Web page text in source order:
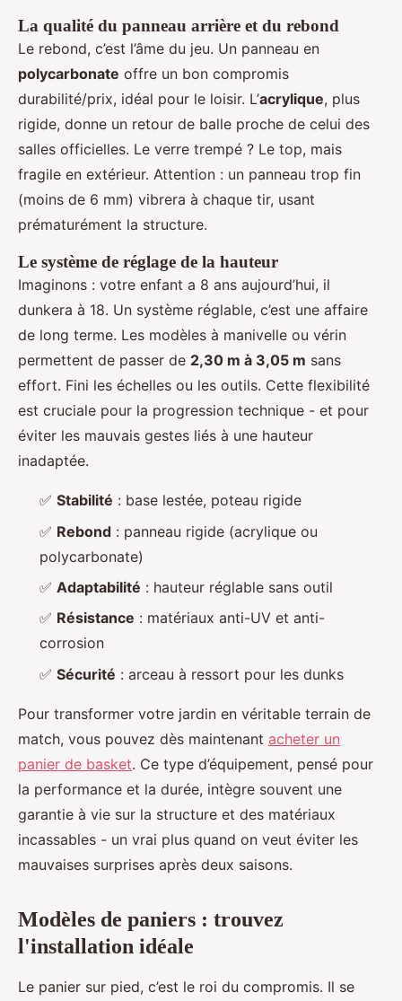
La qualité du panneau arrière et du rebond
Le rebond, c’est l’âme du jeu. Un panneau en
polycarbonate offre un bon compromis
durabilité/prix, idéal pour le loisir. L’acrylique, plus
rigide, donne un retour de balle proche de celui des
salles officielles. Le verre trempé ? Le top, mais
fragile en extérieur. Attention : un panneau trop fin
(moins de 6 mm) vibrera à chaque tir, usant
prématurément la structure.
Le système de réglage de la hauteur
Imaginons : votre enfant a 8 ans aujourd’hui, il
dunkera à 18. Un système réglable, c’est une affaire
de long terme. Les modèles à manivelle ou vérin
permettent de passer de 2,30 m à 3,05 m sans
effort. Fini les échelles ou les outils. Cette flexibilité
est cruciale pour la progression technique - et pour
éviter les mauvais gestes liés à une hauteur
inadaptée.
✅ Stabilité : base lestée, poteau rigide
✅ Rebond : panneau rigide (acrylique ou
polycarbonate)
✅ Adaptabilité : hauteur réglable sans outil
✅ Résistance : matériaux anti-UV et anti-
corrosion
✅ Sécurité : arceau à ressort pour les dunks
Pour transformer votre jardin en véritable terrain de
match, vous pouvez dès maintenant acheter un
panier de basket. Ce type d’équipement, pensé pour
la performance et la durée, intègre souvent une
garantie à vie sur la structure et des matériaux
incassables - un vrai plus quand on veut éviter les
mauvaises surprises après deux saisons.
Modèles de paniers : trouvez
l'installation idéale
Le panier sur pied, c’est le roi du compromis. Il se